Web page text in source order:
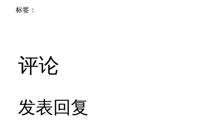
标签：
评论
发表回复